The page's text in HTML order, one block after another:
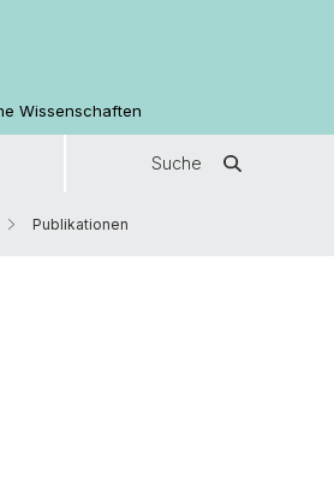
Wissenschaften
Suche
Publikationen